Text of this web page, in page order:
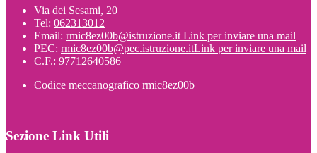
Via dei Sesami, 20
Tel: 062313012
Email: rmic8ez00b@istruzione.it Link per inviare una mail
PEC: rmic8ez00b@pec.istruzione.itLink per inviare una mail
C.F.: 97712640586
Codice meccanografico rmic8ez00b
Sezione Link Utili